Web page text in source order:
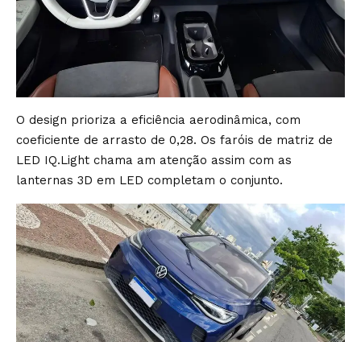
O design prioriza a eficiência aerodinâmica, com
coeficiente de arrasto de 0,28. Os faróis de matriz de
LED IQ.Light chama am atenção assim com as
lanternas 3D em LED completam o conjunto.